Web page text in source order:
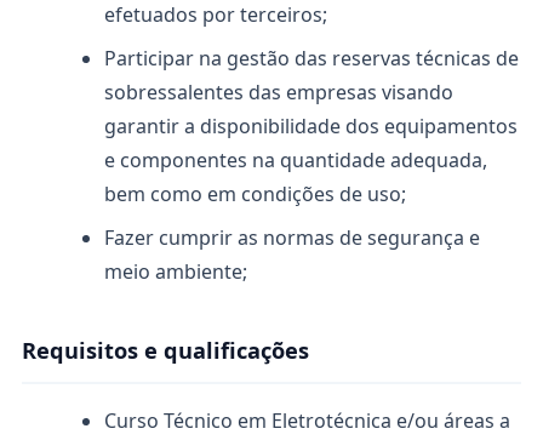
efetuados por terceiros;
Participar na gestão das reservas técnicas de
sobressalentes das empresas visando
garantir a disponibilidade dos equipamentos
e componentes na quantidade adequada,
bem como em condições de uso;
Fazer cumprir as normas de segurança e
meio ambiente;
Requisitos e qualificações
Curso Técnico em Eletrotécnica e/ou áreas a